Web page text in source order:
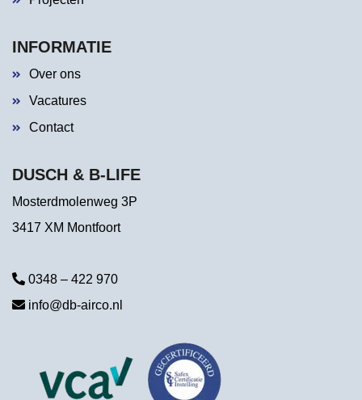
INFORMATIE
Over ons
Vacatures
Contact
DUSCH & B-LIFE
Mosterdmolenweg 3P
3417 XM Montfoort
0348 – 422 970
info@db-airco.nl